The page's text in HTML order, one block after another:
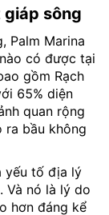
giáp sông
Palm Marina
có được tại
gồm Rạch
65% diện
quan rộng
ra bầu không
yếu tố địa lý
Và nó là lý do
hơn đáng kể